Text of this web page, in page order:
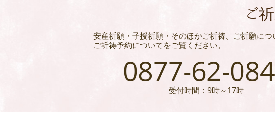
ご
安産祈願・子授祈願・そのほかご祈祷、ご祈願に
ご祈祷予約についてをご覧ください。
0877-62-
受付時間：9時～17時